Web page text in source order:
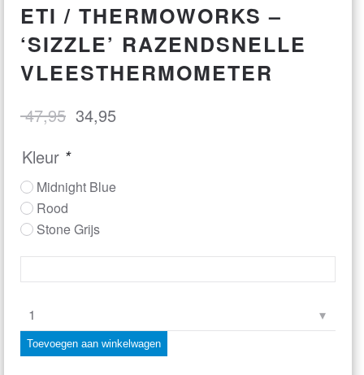
ETI / THERMOWORKS –
‘SIZZLE’ RAZENDSNELLE
VLEESTHERMOMETER
47,95 Oorspronkelijke
€ 47,95.
34,95Huidige
€ 34,95.
Kleur *
Midnight Blue
Rood
Stone Grijs
ETI
Toevoegen aan winkelwagen